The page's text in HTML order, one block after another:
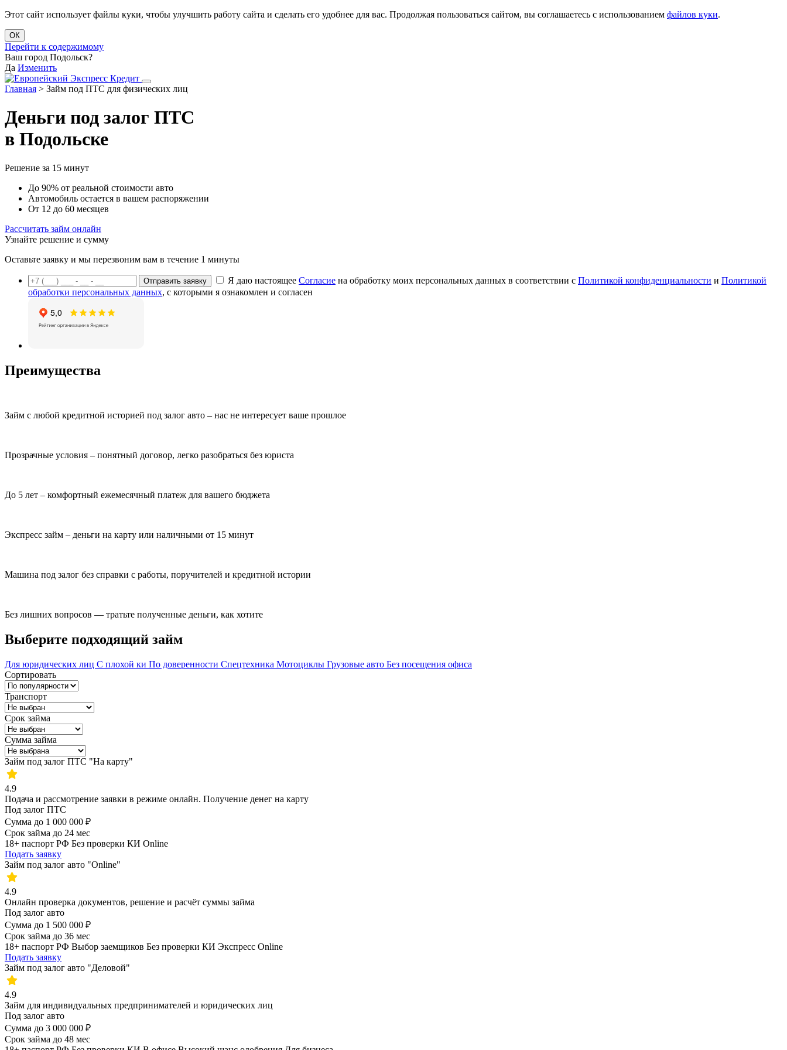
Этот сайт использует файлы куки, чтобы улучшить работу сайта и сделать его удобнее для вас. Продолжая пользоваться сайтом, вы соглашаетесь с использованием файлов куки.
ОК
Перейти к содержимому
Ваш город Подольск?
Да Изменить
Главная > Займ под ПТС для физических лиц
Деньги под залог ПТС
в Подольске
Решение за 15 минут
До 90% от реальной стоимости авто
Автомобиль остается в вашем распоряжении
От 12 до 60 месяцев
Рассчитать займ онлайн
Узнайте решение и сумму
Оставьте заявку и мы перезвоним вам в течение 1 минуты
Отправить заявку Я даю настоящее Согласие на обработку моих персональных данных в соответствии с Политикой конфиденциальности и Политикой
обработки персональных данных, с которыми я ознакомлен и согласен
Преимущества
Займ с любой кредитной историей под залог авто – нас не интересует ваше прошлое
Прозрачные условия – понятный договор, легко разобраться без юриста
До 5 лет – комфортный ежемесячный платеж для вашего бюджета
Экспресс займ – деньги на карту или наличными от 15 минут
Машина под залог без справки с работы, поручителей и кредитной истории
Без лишних вопросов — тратьте полученные деньги, как хотите
Выберите подходящий займ
Для юридических лиц С плохой ки По доверенности Спецтехника Мотоциклы Грузовые авто Без посещения офиса
Сортировать
Транспорт
Срок займа
Сумма займа
Займ под залог ПТС "На карту"
4.9
Подача и рассмотрение заявки в режиме онлайн. Получение денег на карту
Под залог ПТС
Сумма до 1 000 000 ₽
Срок займа до 24 мес
18+ паспорт РФ Без проверки КИ Online
Подать заявку
Займ под залог авто "Online"
4.9
Онлайн проверка документов, решение и расчёт суммы займа
Под залог авто
Сумма до 1 500 000 ₽
Срок займа до 36 мес
18+ паспорт РФ Выбор заемщиков Без проверки КИ Экспресс Online
Подать заявку
Займ под залог авто "Деловой"
4.9
Займ для индивидуальных предпринимателей и юридических лиц
Под залог авто
Сумма до 3 000 000 ₽
Срок займа до 48 мес